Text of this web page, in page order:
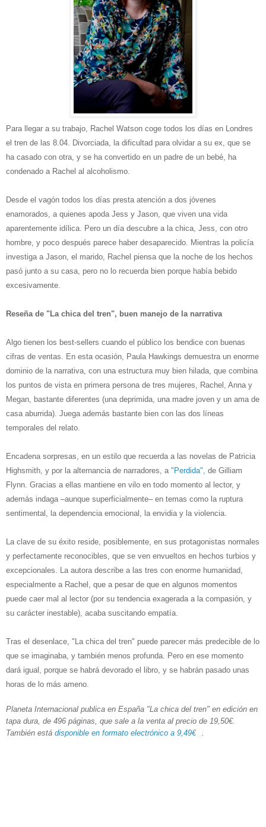
Para llegar a su trabajo, Rachel Watson coge todos los días en Londres
el tren de las 8.04. Divorciada, la dificultad para olvidar a su ex, que se
ha casado con otra, y se ha convertido en un padre de un bebé, ha
condenado a Rachel al alcoholismo.
Desde el vagón todos los días presta atención a dos jóvenes
enamorados, a quienes apoda Jess y Jason, que viven una vida
aparentemente idílica. Pero un día descubre a la chica, Jess, con otro
hombre, y poco después parece haber desaparecido. Mientras la policía
investiga a Jason, el marido, Rachel piensa que la noche de los hechos
pasó junto a su casa, pero no lo recuerda bien porque había bebido
excesivamente.
Reseña de "La chica del tren", buen manejo de la narrativa
Algo tienen los best-sellers cuando el público los bendice con buenas
cifras de ventas. En esta ocasión, Paula Hawkings demuestra un enorme
dominio de la narrativa, con una estructura muy bien hilada, que combina
los puntos de vista en primera persona de tres mujeres, Rachel, Anna y
Megan, bastante diferentes (una deprimida, una madre joven y un ama de
casa aburrida). Juega además bastante bien con las dos líneas
temporales del relato.
Encadena sorpresas, en un estilo que recuerda a las novelas de Patricia
Highsmith, y por la alternancia de narradores, a "Perdida", de Gilliam
Flynn. Gracias a ellas mantiene en vilo en todo momento al lector, y
además indaga –aunque superficialmente– en temas como la ruptura
sentimental, la dependencia emocional, la envidia y la violencia.
La clave de su éxito reside, posiblemente, en sus protagonistas normales
y perfectamente reconocibles, que se ven envueltos en hechos turbios y
excepcionales. La autora describe a las tres con enorme humanidad,
especialmente a Rachel, que a pesar de que en algunos momentos
puede caer mal al lector (por su tendencia exagerada a la compasión, y
su carácter inestable), acaba suscitando empatía.
Tras el desenlace, "La chica del tren" puede parecer más predecible de lo
que se imaginaba, y también menos profunda. Pero en ese momento
dará igual, porque se habrá devorado el libro, y se habrán pasado unas
horas de lo más ameno.
Planeta Internacional publica en España "La chica del tren" en edición en
tapa dura, de 496 páginas, que sale a la venta al precio de 19,50€.
También está disponible en formato electrónico a 9,49€